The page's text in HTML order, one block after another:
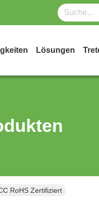
Lösungen
RoHS Zertifiziert